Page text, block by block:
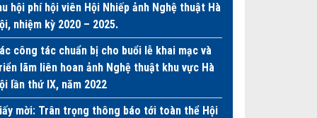
hội phí hội viên Hội Nhiếp ảnh Nghệ thuật Hà
nhiệm kỳ 2020 – 2025.
công tác chuẩn bị cho buổi lễ khai mạc và
lãm liên hoan ảnh Nghệ thuật khu vực Hà
lần thứ IX, năm 2022
mời: Trân trọng thông báo tới toàn thể Hội